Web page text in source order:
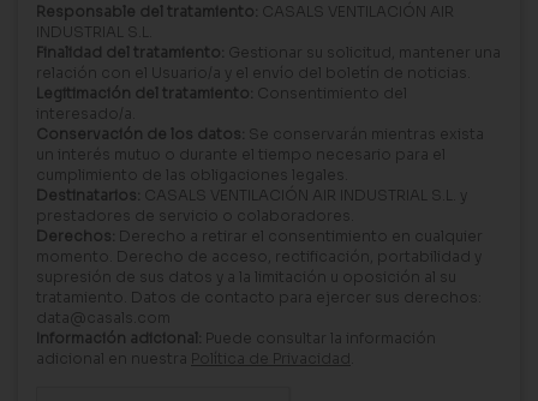
Responsable del tratamiento: CASALS VENTILACIÓN AIR
INDUSTRIAL S.L.
Finalidad del tratamiento: Gestionar su solicitud, mantener una
relación con el Usuario/a y el envío del boletín de noticias.
Legitimación del tratamiento: Consentimiento del
interesado/a.
Conservación de los datos: Se conservarán mientras exista
un interés mutuo o durante el tiempo necesario para el
cumplimiento de las obligaciones legales.
Destinatarios: CASALS VENTILACIÓN AIR INDUSTRIAL S.L. y
prestadores de servicio o colaboradores.
Derechos: Derecho a retirar el consentimiento en cualquier
momento. Derecho de acceso, rectificación, portabilidad y
supresión de sus datos y a la limitación u oposición al su
tratamiento. Datos de contacto para ejercer sus derechos:
data@casals.com
Información adicional: Puede consultar la información
adicional en nuestra Política de Privacidad